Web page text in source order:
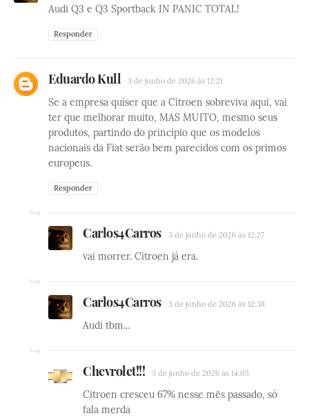
Audi Q3 e Q3 Sportback IN PANIC TOTAL!
Responder
Eduardo Kull 3 de junho de 2026 às 12:21
Se a empresa quiser que a Citroen sobreviva aqui, vai
ter que melhorar muito, MAS MUITO, mesmo seus
produtos, partindo do princípio que os modelos
nacionais da Fiat serão bem parecidos com os primos
europeus.
Responder
Carlos4Carros 3 de junho de 2026 às 12:27
vai morrer. Citroen já era.
Carlos4Carros 3 de junho de 2026 às 12:38
Audi tbm...
Chevrolet!!! 3 de junho de 2026 às 14:05
Citroen cresceu 67% nesse mês passado, só
fala merda